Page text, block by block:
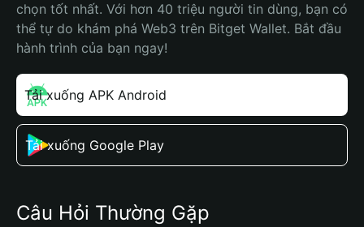
chọn tốt nhất. Với hơn 40 triệu người tin dùng, bạn có
thể tự do khám phá Web3 trên Bitget Wallet. Bắt đầu
hành trình của bạn ngay!
Tải xuống APK Android
Tải xuống Google Play
Câu Hỏi Thường Gặp